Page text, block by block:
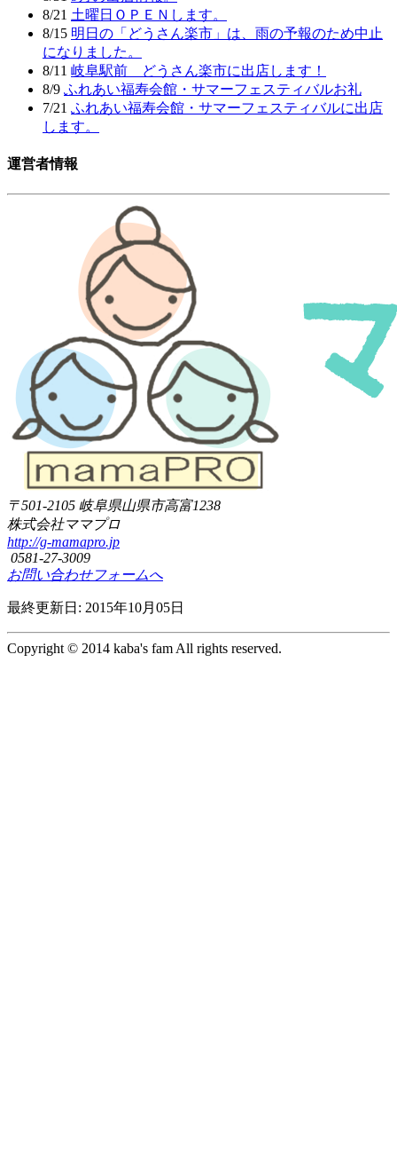
8/21 土曜日ＯＰＥＮします。
8/15 明日の「どうさん楽市」は、雨の予報のため中止
になりました。
8/11 岐阜駅前 どうさん楽市に出店します！
8/9 ふれあい福寿会館・サマーフェスティバルお礼
7/21 ふれあい福寿会館・サマーフェスティバルに出店
します。
運営者情報
〒501-2105 岐阜県山県市高富1238
株式会社ママプロ
http://g-mamapro.jp
0581-27-3009
お問い合わせフォームへ
最終更新日: 2015年10月05日
Copyright © 2014 kaba's fam All rights reserved.